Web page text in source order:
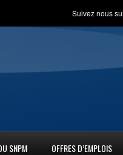
Suivez nous
SNPM OFFRES D’EMPLOIS